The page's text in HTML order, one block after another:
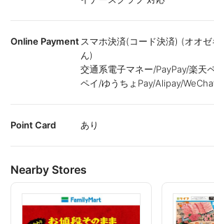
Online Payment スマホ決済(コード決済) (オオ
ん)
交通系電子マネー/PayPay/楽天
ペイ/ゆうちょPay/Alipay/
Point Card あり
Nearby Stores